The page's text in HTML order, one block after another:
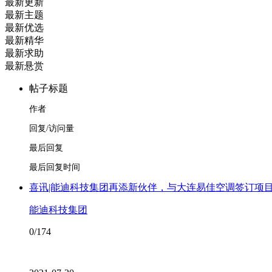
最新更新
最新主题
最新优选
最新精华
最新求助
最新悬赏
帖子标题
作者
回复/访问量
最后回复
最后回复时间
喜讯|能迪科技集团再添新伙伴，与大连易佳空调签订项
能迪科技集团
0/174